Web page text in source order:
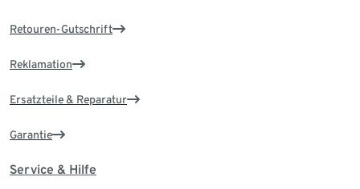
Retouren-Gutschrift
Reklamation
Ersatzteile & Reparatur
Garantie
Service & Hilfe